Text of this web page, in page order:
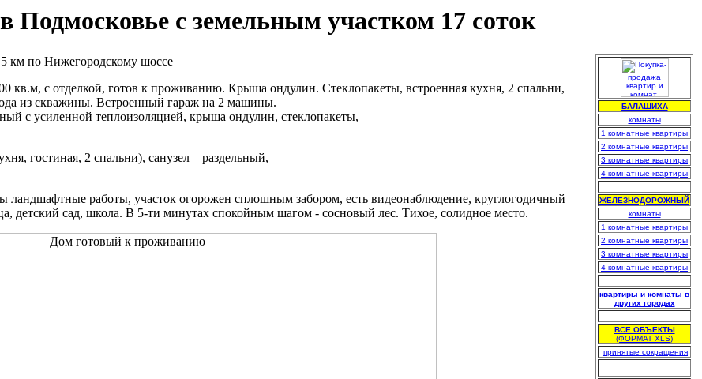
с земельным участком 17 соток
км по Нижегородскому шоссе
с отделкой, готов к проживанию. Крыша ондулин. Стеклопакеты, встроенная кухня, 2 спальни,
из скважины. Встроенный гараж на 2 машины.
с усиленной теплоизоляцией, крыша ондулин, стеклопакеты,
гостиная, 2 спальни), санузел – раздельный,
ландшафтные работы, участок огорожен сплошным забором, есть видеонаблюдение, круглогодичный
детский сад, школа. В 5-ти минутах спокойным шагом - сосновый лес. Тихое, солидное место.
БАЛАШИХА
комнаты
1 комнатные квартиры
2 комнатные квартиры
3 комнатные квартиры
4 комнатные квартиры
ЖЕЛЕЗНОДОРОЖНЫЙ
комнаты
1 комнатные квартиры
2 комнатные квартиры
3 комнатные квартиры
4 комнатные квартиры
квартиры и комнаты в
других городах
ВСЕ ОБЪЕКТЫ
(ФОРМАТ XLS)
принятые сокращения